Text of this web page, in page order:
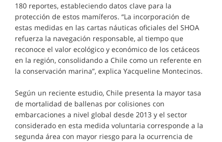
180 reportes, estableciendo datos clave para la
protección de estos mamíferos. “La incorporación de
estas medidas en las cartas náuticas oficiales del SHOA
refuerza la navegación responsable, al tiempo que
reconoce el valor ecológico y económico de los cetáceos
en la región, consolidando a Chile como un referente en
la conservación marina”, explica Yacqueline Montecinos.
Según un reciente estudio, Chile presenta la mayor tasa
de mortalidad de ballenas por colisiones con
embarcaciones a nivel global desde 2013 y el sector
considerado en esta medida voluntaria corresponde a la
segunda área con mayor riesgo para la ocurrencia de